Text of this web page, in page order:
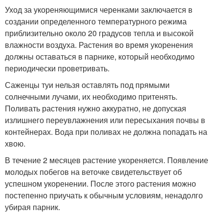
Уход за укореняющимися черенками заключается в
создании определенного температурного режима
приблизительно около 20 градусов тепла и высокой
влажности воздуха. Растения во время укоренения
должны оставаться в парнике, который необходимо
периодически проветривать.
Саженцы туи нельзя оставлять под прямыми
солнечными лучами, их необходимо притенять.
Поливать растения нужно аккуратно, не допуская
излишнего переувлажнения или пересыхания почвы в
контейнерах. Вода при поливах не должна попадать на
хвою.
В течение 2 месяцев растение укореняется. Появление
молодых побегов на веточке свидетельствует об
успешном укоренении. После этого растения можно
постепенно приучать к обычным условиям, ненадолго
убирая парник.